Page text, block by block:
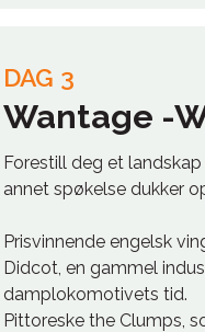
DAG 3
Wantage -
Forestill deg et
annet spøkelse dukker
Prisvinnende engelsk
Didcot, en gammel
damplokomotivets tid.
Pittoreske the Clumps,